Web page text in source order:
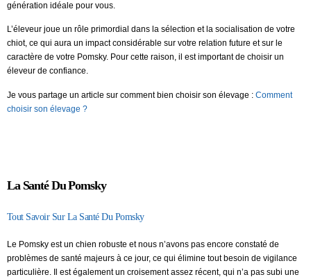
génération idéale pour vous.
L’éleveur joue un rôle primordial dans la sélection et la socialisation de votre
chiot, ce qui aura un impact considérable sur votre relation future et sur le
caractère de votre Pomsky. Pour cette raison, il est important de choisir un
éleveur de confiance.
Je vous partage un article sur comment bien choisir son élevage : Comment
choisir son élevage ?
La Santé Du Pomsky
Tout Savoir Sur La Santé Du Pomsky
Le Pomsky est un chien robuste et nous n’avons pas encore constaté de
problèmes de santé majeurs à ce jour, ce qui élimine tout besoin de vigilance
particulière. Il est également un croisement assez récent, qui n’a pas subi une